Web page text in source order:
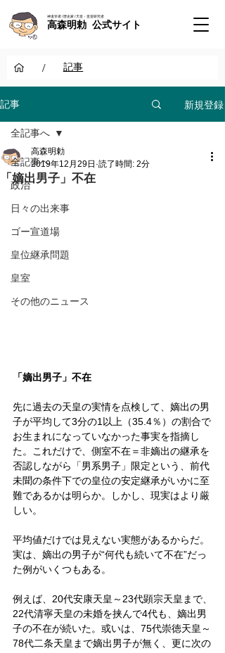
神道学者 / 歴史家 / 天皇・皇室研究者
高森明勅 公式サイト
/ 記事
記事 新規登録
全記事へ
政治
日々の出来事
ゴー宣道場
皇位継承問題
皇室
その他のニュース
全記事へ
「嫡出男子」不在
高森明勅
2019年12月29日 読了時間: 2分
「嫡出男子」不在
先に過去の天皇の実情を点検して、嫡出の男
子が平均して3分の1以上（35.4％）の割合で
お生まれになっていなかった事実を指摘し
た。これだけで、側室不在＝非嫡出の継承を
否認しながら「男系男子」限定という、前代
未聞の条件下での皇位の安定継承がいかに至
難であるかは明らか。しかし、現実はより厳
しい。
平均値だけでは見えない実態があるからだ。
実は、嫡出の男子が“何代も続いて不在”だっ
た例がいくつもある。
例えば、20代安康天皇～23代顕宗天皇まで、
22代清寧天皇の未婚を挟んで4代も、嫡出男
子の不在が続いた。或いは、75代崇徳天皇～
78代二条天皇まで嫡出男子が無く、更に次の